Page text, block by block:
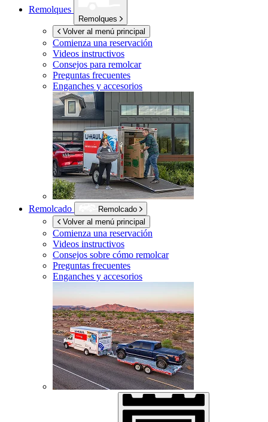
Remolques
Remolques
Volver al menú principal
Comienza una reservación
Videos instructivos
Consejos para remolcar
Preguntas frecuentes
Enganches y accesorios
Remolcado
Remolcado
Volver al menú principal
Comienza una reservación
Videos instructivos
Consejos sobre cómo remolcar
Preguntas frecuentes
Enganches y accesorios